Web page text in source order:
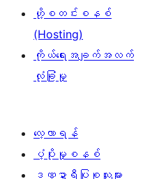
ဟို့စတင်းစနစ်
(Hosting)
ကိုယ်ရေးအချက်အလက်
လုံခြုံမှု
လေ့လာရန်
ပံ့ပိုးမှုစနစ်
ဒဏ္ဍာရီပြုစုသူများ